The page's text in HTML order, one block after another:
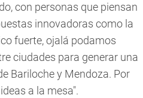
con personas que piensan
innovadoras como la
fuerte, ojalá podamos
ciudades para generar una
Bariloche y Mendoza. Por
a la mesa".